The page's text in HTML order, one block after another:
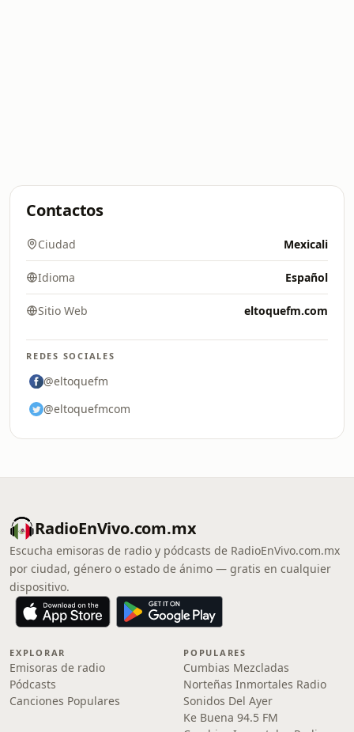
Contactos
Ciudad Mexicali
Idioma Español
Sitio Web eltoquefm.com
REDES SOCIALES
@eltoquefm
@eltoquefmcom
RadioEnVivo.com.mx
Escucha emisoras de radio y pódcasts de RadioEnVivo.com.mx
por ciudad, género o estado de ánimo — gratis en cualquier
dispositivo.
EXPLORAR
Emisoras de radio
Pódcasts
Canciones Populares
POPULARES
Cumbias Mezcladas
Norteñas Inmortales Radio
Sonidos Del Ayer
Ke Buena 94.5 FM